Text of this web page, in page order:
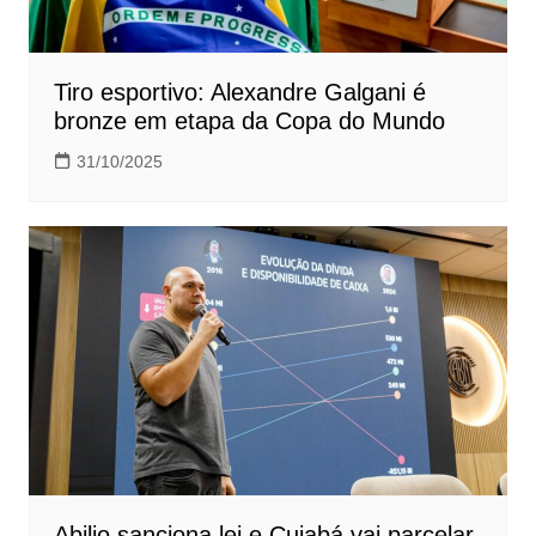
Tiro esportivo: Alexandre Galgani é
bronze em etapa da Copa do Mundo
31/10/2025